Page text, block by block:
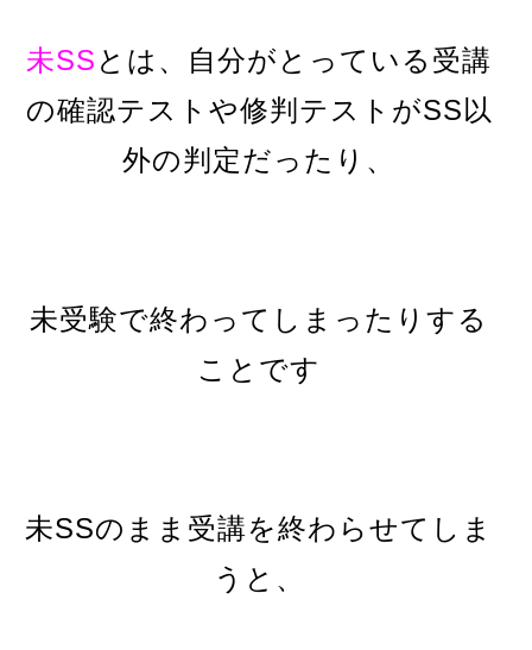
未SS とは、自分がとっている受講
の確認テストや修判テストがSS以
外の判定だったり、
未受験で終わってしまったりする
ことです
未SSのまま受講を終わらせてしま
うと、